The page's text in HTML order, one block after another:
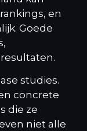
en
Goede
studies.
concrete
die ze
niet alle